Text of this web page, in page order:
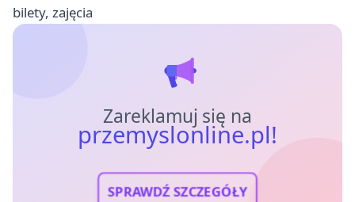
bilety, zajęcia
Zareklamuj się na
przemyslonline.pl!
SPRAWDŹ SZCZEGÓŁY